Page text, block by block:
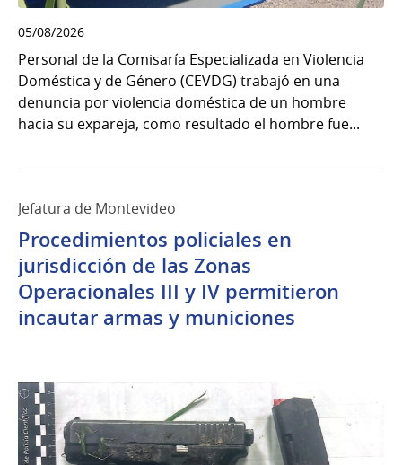
05/08/2026
Personal de la Comisaría Especializada en Violencia
Doméstica y de Género (CEVDG) trabajó en una
denuncia por violencia doméstica de un hombre
hacia su expareja, como resultado el hombre fue...
Jefatura de Montevideo
Procedimientos policiales en
jurisdicción de las Zonas
Operacionales III y IV permitieron
incautar armas y municiones